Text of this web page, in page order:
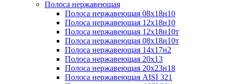
Полоса нержавеющая
Полоса нержавеющая 08х18н10
Полоса нержавеющая 12х18н10
Полоса нержавеющая 12х18н10т
Полоса нержавеющая 08х18н10т
Полоса нержавеющая 14х17н2
Полоса нержавеющая 20х13
Полоса нержавеющая 20х23н18
Полоса нержавеющая AISI 321